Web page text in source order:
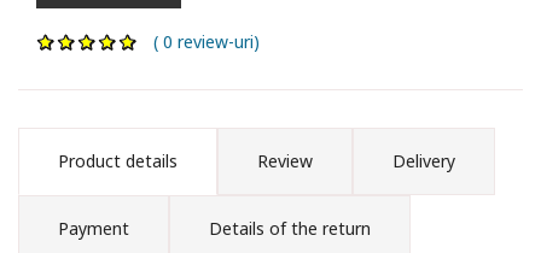
( 0 review-uri)
Product details Review Delivery
Payment Details of the return